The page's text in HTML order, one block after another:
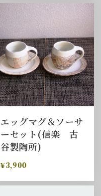
エッグマグ＆ソーサ
ーセット(信楽 古
谷製陶所)
¥3,900